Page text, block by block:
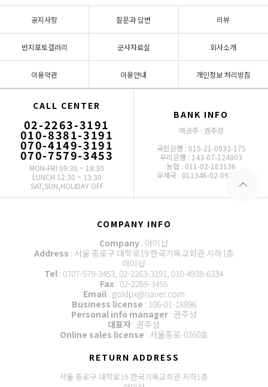
공지사항 질문과 답변 리뷰
반지포토갤러리 군사자료실 회사소개
이용약관 이용안내 개인정보 처리방침
CALL CENTER
02-2263-3191
010-8381-3191
070-4149-3191
070-7579-3453
MON-FRI 09:30 ~ 18:30
LUNCH 12:30 ~ 13:30
SAT,SUN,HOLIDAY OFF
BANK INFO
예금주 : 권주성
국민은행 : 015-21-0932-175
우리은행 : 143-07-124803
농협 : 011-02-183136
우체국 : 011346-02-093772
COMPANY INFO
Company : 아미샵
Address : 서울 종로구 대학로19 한국기독교회관 지하1층
아미샵
Tel : 0707-579-3453, 02-2263-3191, 010-4938-6334
Fax : 02-2269-3455
Email: goldpx@naver.com
Business license : 106-01-18896
Personal info manager: 권주성
대표자 : 권주성
Online sales license : 서울종로-0360호
RETURN ADDRESS
서울 종로구 대학로19 한국기독교회관 지하1층